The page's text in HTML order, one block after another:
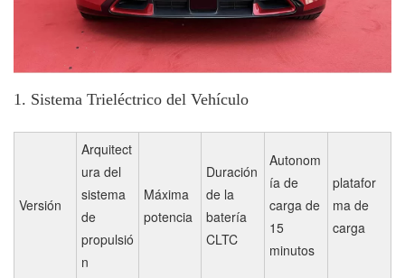
1. Sistema Trieléctrico del Vehículo
Versión
Arquitect
ura del
sistema
de
propulsió
n
Máxima
potencia
Duración
de la
batería
CLTC
Autonom
ía de
carga de
15
minutos
platafor
ma de
carga